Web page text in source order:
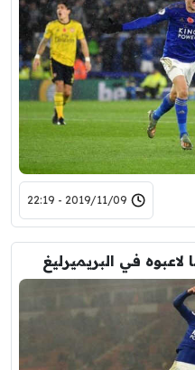
2019/11/09 - 22:19
في البريميرليغ